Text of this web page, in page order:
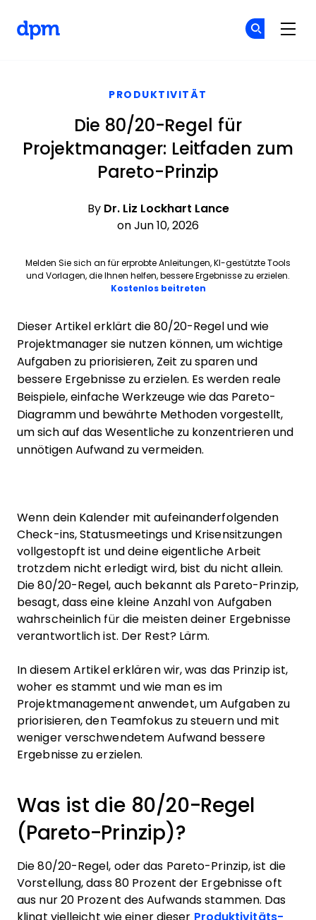
PRODUKTIVITÄT
Die 80/20-Regel für
Projektmanager: Leitfaden zum
Pareto-Prinzip
By Dr. Liz Lockhart Lance
on Jun 10, 2026
Melden Sie sich an für erprobte Anleitungen, KI-gestützte Tools
und Vorlagen, die Ihnen helfen, bessere Ergebnisse zu erzielen.
Kostenlos beitretenOpens new window
Dieser Artikel erklärt die 80/20-Regel und wie
Projektmanager sie nutzen können, um wichtige
Aufgaben zu priorisieren, Zeit zu sparen und
bessere Ergebnisse zu erzielen. Es werden reale
Beispiele, einfache Werkzeuge wie das Pareto-
Diagramm und bewährte Methoden vorgestellt,
um sich auf das Wesentliche zu konzentrieren und
unnötigen Aufwand zu vermeiden.
Wenn dein Kalender mit aufeinanderfolgenden
Check-ins, Statusmeetings und Krisensitzungen
vollgestopft ist und deine eigentliche Arbeit
trotzdem nicht erledigt wird, bist du nicht allein.
Die 80/20-Regel, auch bekannt als Pareto-Prinzip,
besagt, dass eine kleine Anzahl von Aufgaben
wahrscheinlich für die meisten deiner Ergebnisse
verantwortlich ist. Der Rest? Lärm.
In diesem Artikel erklären wir, was das Prinzip ist,
woher es stammt und wie man es im
Projektmanagement anwendet, um Aufgaben zu
priorisieren, den Teamfokus zu steuern und mit
weniger verschwendetem Aufwand bessere
Ergebnisse zu erzielen.
Was ist die 80/20-Regel
(Pareto-Prinzip)?
Die 80/20-Regel, oder das Pareto-Prinzip, ist die
Vorstellung, dass 80 Prozent der Ergebnisse oft
aus nur 20 Prozent des Aufwands stammen. Das
klingt vielleicht wie einer dieser Produktivitäts-